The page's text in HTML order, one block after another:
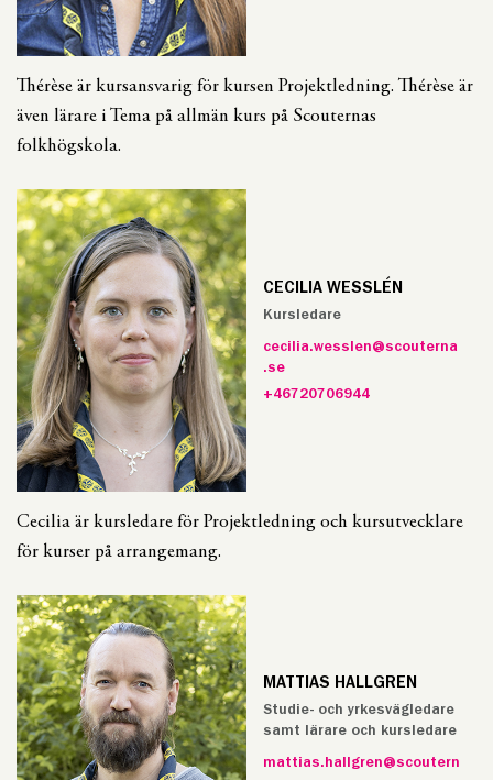
Thérèse är kursansvarig för kursen Projektledning. Thérèse är
även lärare i Tema på allmän kurs på Scouternas
folkhögskola.
CECILIA WESSLÉN
Kursledare
cecilia.wesslen@scouterna
.se
+46720706944
Cecilia är kursledare för Projektledning och kursutvecklare
för kurser på arrangemang.
MATTIAS HALLGREN
Studie- och yrkesvägledare
samt lärare och kursledare
mattias.hallgren@scoutern